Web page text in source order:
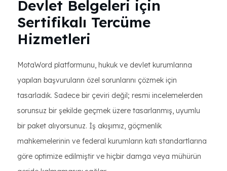
Devlet Belgeleri için
Sertifikalı Tercüme
Hizmetleri
MotaWord platformunu, hukuk ve devlet kurumlarına
yapılan başvuruların özel sorunlarını çözmek için
tasarladık. Sadece bir çeviri değil; resmi incelemelerden
sorunsuz bir şekilde geçmek üzere tasarlanmış, uyumlu
bir paket alıyorsunuz. İş akışımız, göçmenlik
mahkemelerinin ve federal kurumların katı standartlarına
göre optimize edilmiştir ve hiçbir damga veya mühürün